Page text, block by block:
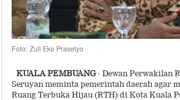
Foto: Zuli Eko Prasetyo
KUALA PEMBUANG - Dewan Perwakilan
Seruyan meminta pemerintah daerah agar
Ruang Terbuka Hijau (RTH) di Kota Kuala